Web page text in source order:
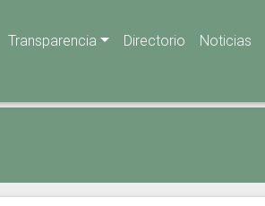
Transparencia Directorio Noticias